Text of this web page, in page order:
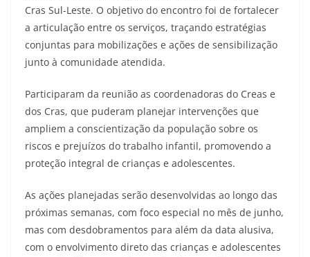
Cras Sul-Leste. O objetivo do encontro foi de fortalecer
a articulação entre os serviços, traçando estratégias
conjuntas para mobilizações e ações de sensibilização
junto à comunidade atendida.
Participaram da reunião as coordenadoras do Creas e
dos Cras, que puderam planejar intervenções que
ampliem a conscientização da população sobre os
riscos e prejuízos do trabalho infantil, promovendo a
proteção integral de crianças e adolescentes.
As ações planejadas serão desenvolvidas ao longo das
próximas semanas, com foco especial no mês de junho,
mas com desdobramentos para além da data alusiva,
com o envolvimento direto das crianças e adolescentes